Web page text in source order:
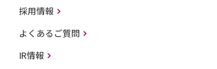
採用情報
よくあるご質問
IR情報